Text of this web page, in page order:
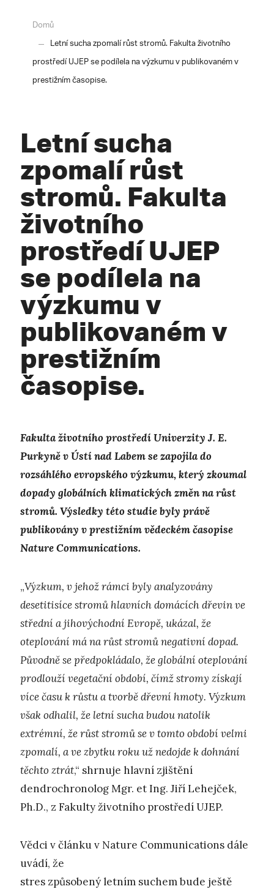
Domů
Letní sucha zpomalí růst stromů. Fakulta životního
prostředí UJEP se podílela na výzkumu v publikovaném v
prestižním časopise.
Letní sucha
zpomalí růst
stromů. Fakulta
životního
prostředí UJEP
se podílela na
výzkumu v
publikovaném v
prestižním
časopise.
Fakulta životního prostředí Univerzity J. E.
Purkyně v Ústí nad Labem se zapojila do
rozsáhlého evropského výzkumu, který zkoumal
dopady globálních klimatických změn na růst
stromů. Výsledky této studie byly právě
publikovány v prestižním vědeckém časopise
Nature Communications.
„Výzkum, v jehož rámci byly analyzovány
desetitisíce stromů hlavních domácích dřevin ve
střední a jihovýchodní Evropě, ukázal, že
oteplování má na růst stromů negativní dopad.
Původně se předpokládalo, že globální oteplování
prodlouží vegetační období, čímž stromy získají
více času k růstu a tvorbě dřevní hmoty. Výzkum
však odhalil, že letní sucha budou natolik
extrémní, že růst stromů se v tomto období velmi
zpomalí, a ve zbytku roku už nedojde k dohnání
těchto ztrát,“ shrnuje hlavní zjištění
dendrochronolog Mgr. et Ing. Jiří Lehejček,
Ph.D., z Fakulty životního prostředí UJEP.
Vědci v článku v Nature Communications dále
uvádí, že
stres způsobený letním suchem bude ještě